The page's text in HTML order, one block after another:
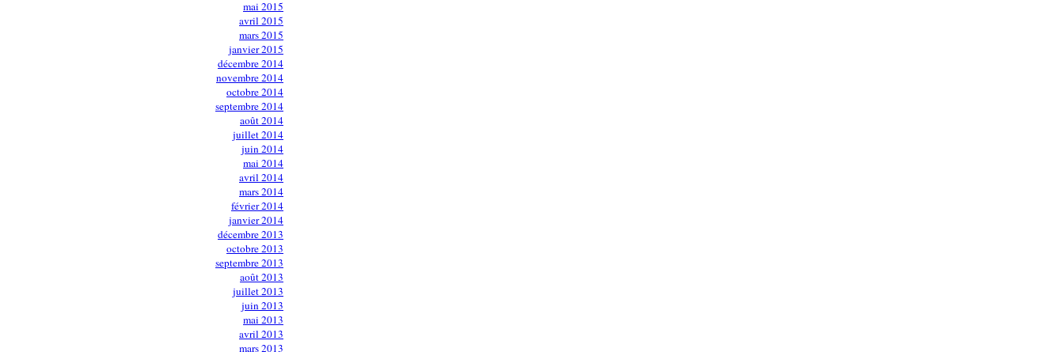
mai 2015
avril 2015
mars 2015
janvier 2015
décembre 2014
novembre 2014
octobre 2014
septembre 2014
août 2014
juillet 2014
juin 2014
mai 2014
avril 2014
mars 2014
février 2014
janvier 2014
décembre 2013
octobre 2013
septembre 2013
août 2013
juillet 2013
juin 2013
mai 2013
avril 2013
mars 2013